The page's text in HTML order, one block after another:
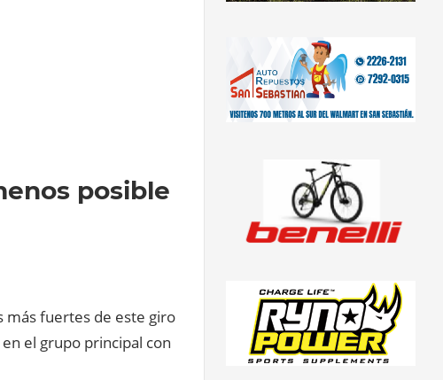
posible
más fuertes de este giro
el grupo principal con